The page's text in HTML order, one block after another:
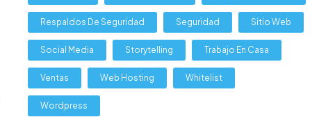
Respaldos De Seguridad Seguridad Sitio Web
Social Media Storytelling Trabajo En Casa
Ventas Web Hosting Whitelist
Wordpress